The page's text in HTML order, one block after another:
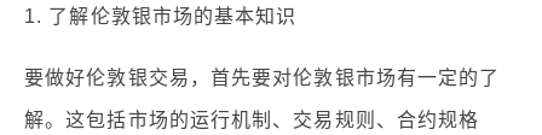
1. 了解伦敦银市场的基本知识
要做好伦敦银交易，首先要对伦敦银市场有一定的了
解。这包括市场的运行机制、交易规则、合约规格